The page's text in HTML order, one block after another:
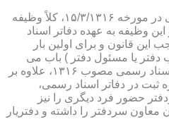
با وضع قانون دفاتر اسناد رسمی در مورخه ۱۵/۳/۱۳۱۶، كلاً وظیفه
وظیفه به عهده دفاتر اسناد
قانون و برای اولین بار
یا مسئول دفتر ) باب می
شود. قانونگذار در قانون دفاتر اسناد رسمی مصوب ۱۳۱۶، علاوه بر
ثبت در دفاتر اسناد رسمی،
حضور فرد دیگری را نیز
سردفتر را داشته و دفتریار